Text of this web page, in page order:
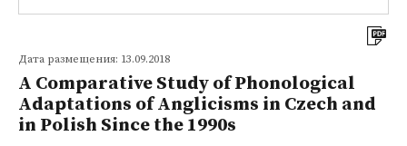
Дата размещения: 13.09.2018
A Comparative Study of Phonological
Adaptations of Anglicisms in Czech and
in Polish Since the 1990s